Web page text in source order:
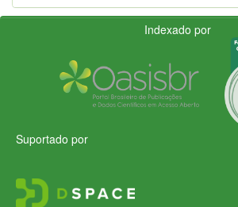
Indexado por
Suportado por